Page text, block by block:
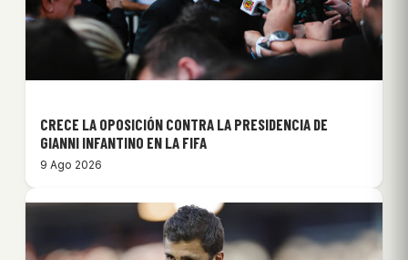
CRECE LA OPOSICIÓN CONTRA LA PRESIDENCIA DE
GIANNI INFANTINO EN LA FIFA
9 Ago 2026